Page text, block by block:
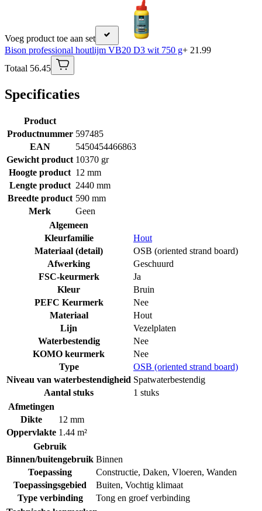
Voeg product toe aan set
Bison professional houtlijm VB20 D3 wit 750 g+ 21.99
Totaal 56.45
Specificaties
Product
Productnummer 597485
EAN
5450454466863
Gewicht product 10370 gr
Hoogte product 12 mm
Lengte product 2440 mm
Breedte product 590 mm
Merk
Geen
Algemeen
Kleurfamilie
Hout
Materiaal (detail)
OSB (oriented strand board)
Afwerking
Geschuurd
FSC-keurmerk
Ja
Kleur
Bruin
PEFC Keurmerk
Nee
Materiaal
Hout
Lijn
Vezelplaten
Waterbestendig
Nee
KOMO keurmerk
Nee
Type
OSB (oriented strand board)
Niveau van waterbestendigheid Spatwaterbestendig
Aantal stuks
1 stuks
Afmetingen
Dikte
12 mm
Oppervlakte 1.44 m²
Gebruik
Binnen/buitengebruik Binnen
Toepassing
Constructie, Daken, Vloeren, Wanden
Toepassingsgebied
Buiten, Vochtig klimaat
Type verbinding
Tong en groef verbinding